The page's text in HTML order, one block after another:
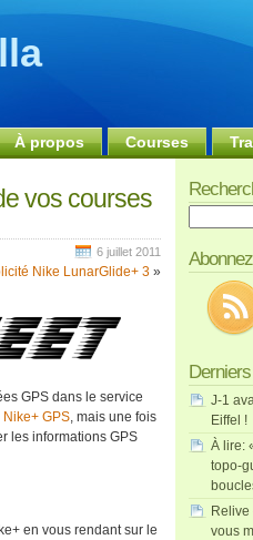
À propos Courses
vos courses
6 juillet 2011
Nike LunarGlide+ 3 »
GPS dans le service
Nike+ GPS, mais une fois
les informations GPS
en vous rendant sur le
J-1
Eiffel !
À lire:
topo-
vous